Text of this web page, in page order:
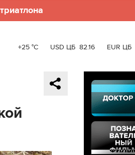
+25 °C USD ЦБ 82.16 EUR ЦБ